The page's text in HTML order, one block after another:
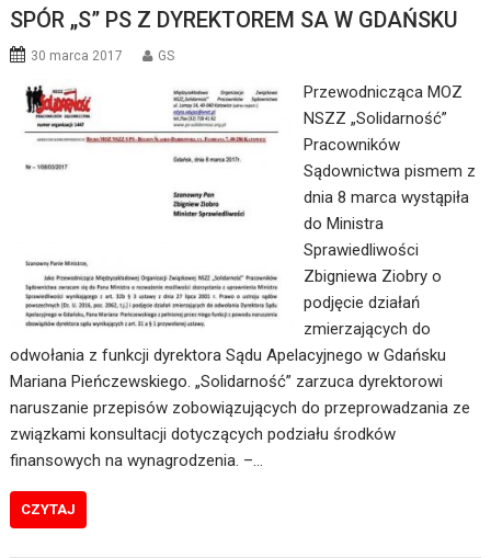
SPÓR „S” PS Z DYREKTOREM SA W GDAŃSKU
30 marca 2017 GS
Przewodnicząca MOZ
NSZZ „Solidarność”
Pracowników
Sądownictwa pismem z
dnia 8 marca wystąpiła
do Ministra
Sprawiedliwości
Zbigniewa Ziobry o
podjęcie działań
zmierzających do
odwołania z funkcji dyrektora Sądu Apelacyjnego w Gdańsku
Mariana Pieńczewskiego. „Solidarność” zarzuca dyrektorowi
naruszanie przepisów zobowiązujących do przeprowadzania ze
związkami konsultacji dotyczących podziału środków
finansowych na wynagrodzenia. –…
CZYTAJ